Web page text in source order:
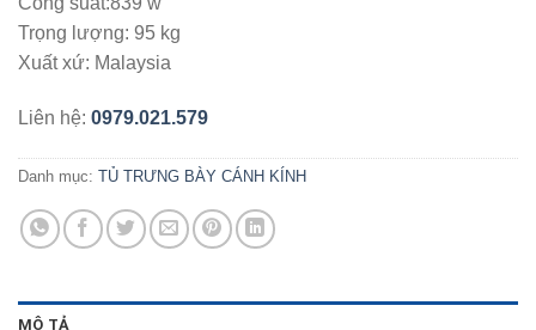
Trọng lượng: 95 kg
Xuất xứ: Malaysia
Liên hệ: 0979.021.579
Danh mục: TỦ TRƯNG BÀY CÁNH KÍNH
MÔ TẢ